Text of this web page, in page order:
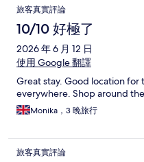
旅客真實評論
10/10 好極了
2026 年 6 月 12 日
使用 Google 翻譯
Great stay. Good location
everywhere. Shop around
Monika，3 晚旅行
旅客真實評論